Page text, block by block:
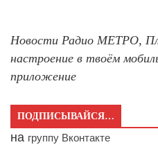
Новости Радио МЕТРО,
настроение в твоём
приложение
ПОДПИСЫВАЙСЯ…
на группу Вконтакте